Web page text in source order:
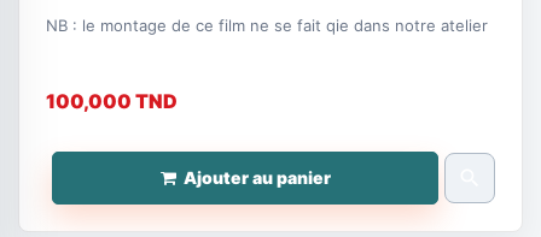
NB : le montage de ce film ne se fait qie dans notre atelier
100,000 TND
Ajouter au panier